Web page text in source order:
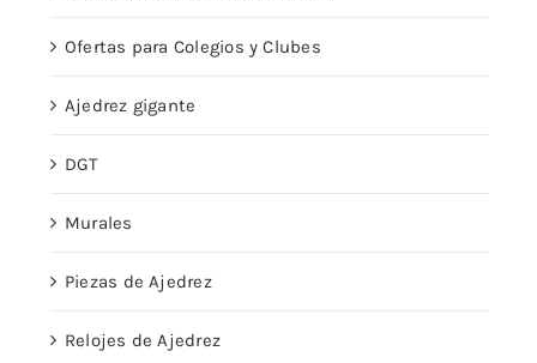
Ofertas para Colegios y Clubes
Ajedrez gigante
DGT
Murales
Piezas de Ajedrez
Relojes de Ajedrez